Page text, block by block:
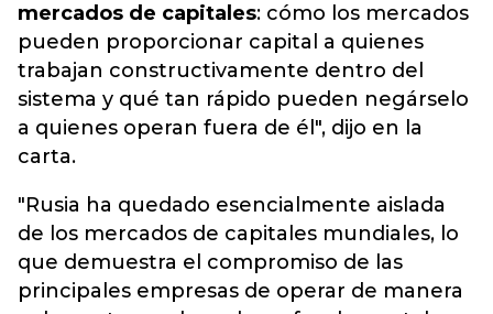
mercados de capitales: cómo los mercados
pueden proporcionar capital a quienes
trabajan constructivamente dentro del
sistema y qué tan rápido pueden negárselo
a quienes operan fuera de él", dijo en la
carta.
"Rusia ha quedado esencialmente aislada
de los mercados de capitales mundiales, lo
que demuestra el compromiso de las
principales empresas de operar de manera